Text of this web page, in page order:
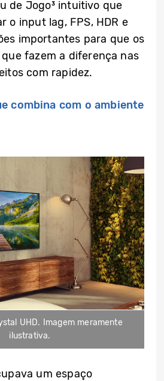
de Jogo³ intuitivo que
o input lag, FPS, HDR e
importantes para que os
fazem a diferença nas
com rapidez.
combina com o ambiente
UHD. Imagem meramente
ilustrativa.
um espaço